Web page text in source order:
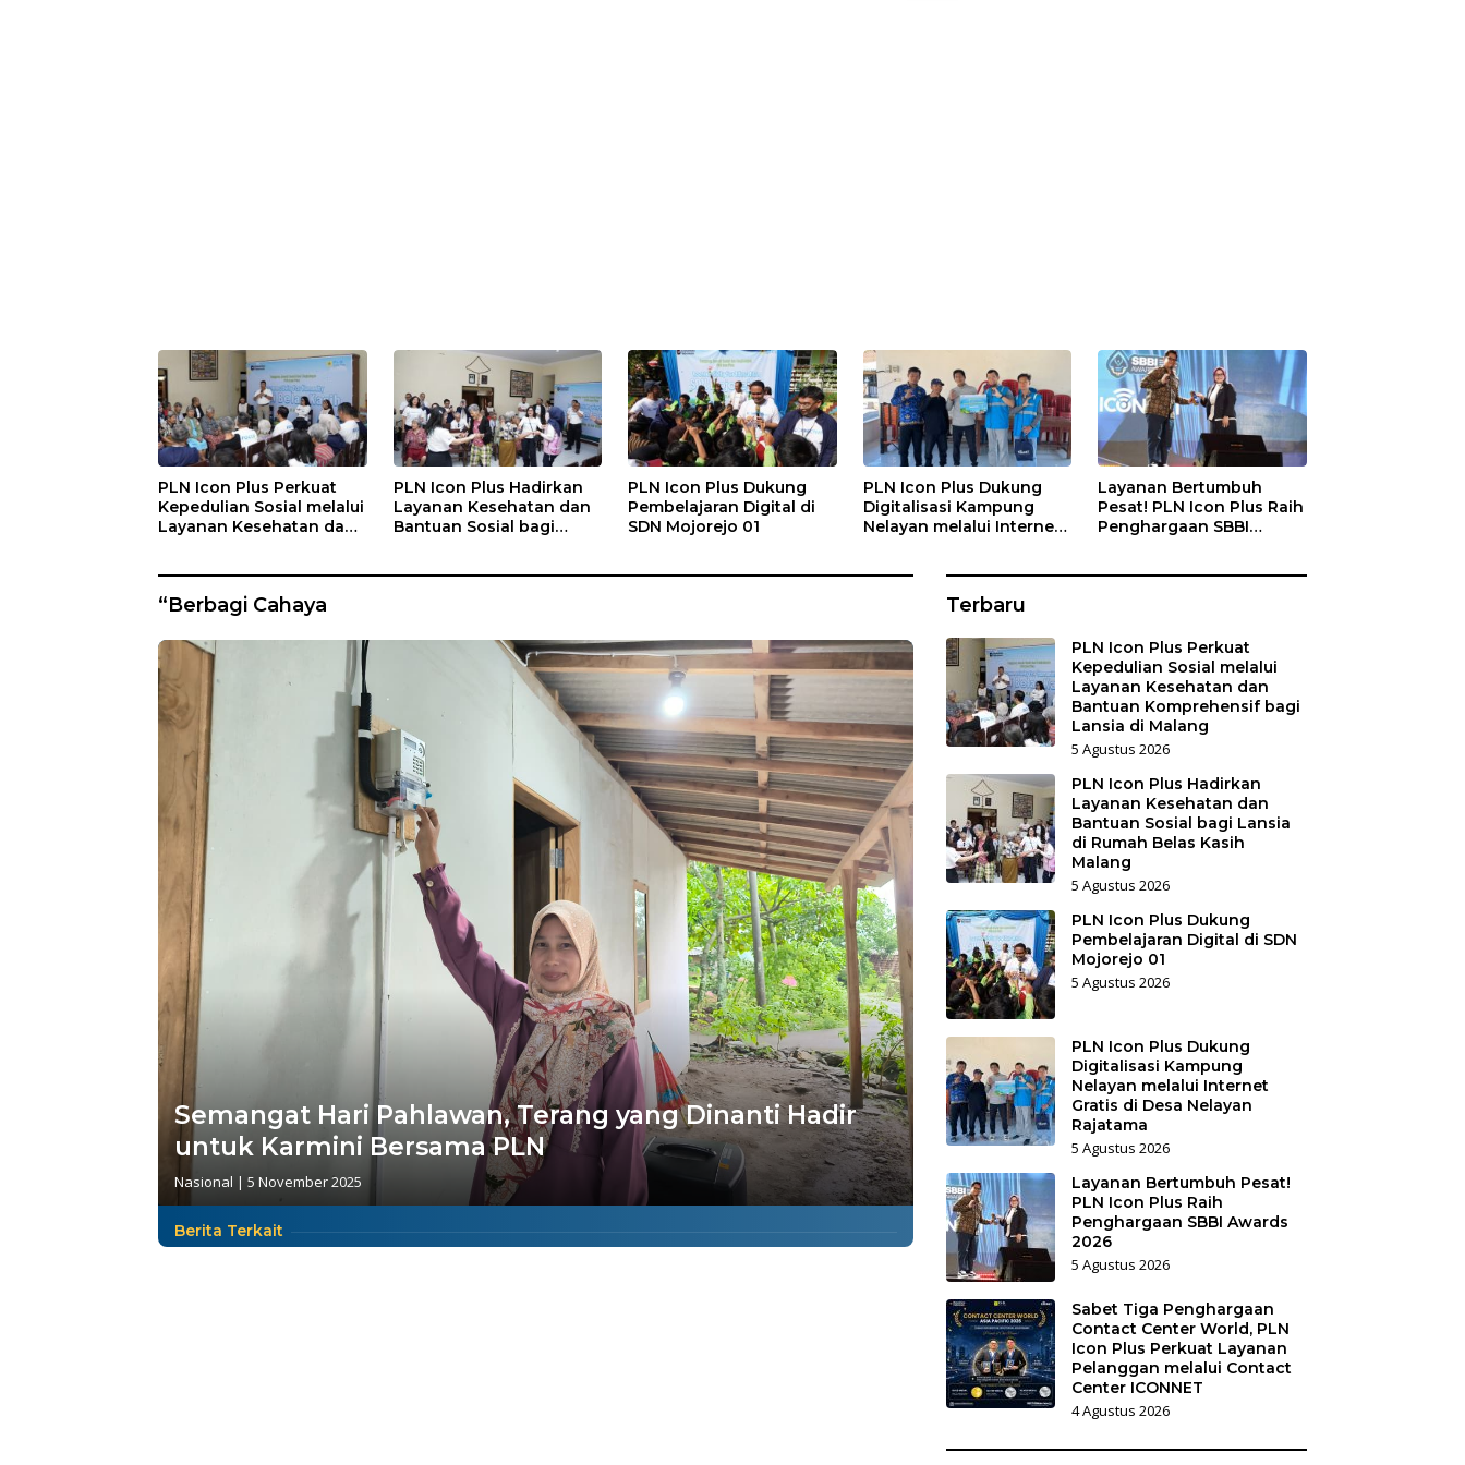
PLN Icon Plus Perkuat
Kepedulian Sosial melalui
Layanan Kesehatan dan
PLN Icon Plus Hadirkan
Layanan Kesehatan dan
Bantuan Sosial bagi
PLN Icon Plus Dukung
Pembelajaran Digital di
SDN Mojorejo 01
PLN Icon Plus Dukung
Digitalisasi Kampung
Nelayan melalui Internet
Layanan Bertumbuh
Pesat! PLN Icon Plus Raih
Penghargaan SBBI
“Berbagi Cahaya
Semangat Hari Pahlawan, Terang yang Dinanti Hadir
untuk Karmini Bersama PLN
Nasional | 5 November 2025
Berita Terkait
Terbaru
PLN Icon Plus Perkuat
Kepedulian Sosial melalui
Layanan Kesehatan dan
Bantuan Komprehensif bagi
Lansia di Malang
5 Agustus 2026
PLN Icon Plus Hadirkan
Layanan Kesehatan dan
Bantuan Sosial bagi Lansia
di Rumah Belas Kasih
Malang
5 Agustus 2026
PLN Icon Plus Dukung
Pembelajaran Digital di SDN
Mojorejo 01
5 Agustus 2026
PLN Icon Plus Dukung
Digitalisasi Kampung
Nelayan melalui Internet
Gratis di Desa Nelayan
Rajatama
5 Agustus 2026
Layanan Bertumbuh Pesat!
PLN Icon Plus Raih
Penghargaan SBBI Awards
2026
5 Agustus 2026
Sabet Tiga Penghargaan
Contact Center World, PLN
Icon Plus Perkuat Layanan
Pelanggan melalui Contact
Center ICONNET
4 Agustus 2026